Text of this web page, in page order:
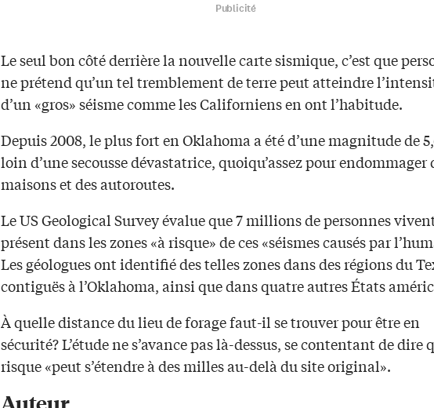
Publicité
Le seul bon côté derrière la nouvelle carte sismique, c’est que
ne prétend qu’un tel tremblement de terre peut atteindre
d’un «gros» séisme comme les Californiens en ont l’habitude.
Depuis 2008, le plus fort en Oklahoma a été d’une magnitude de
loin d’une secousse dévastatrice, quoiqu’assez pour endommager
maisons et des autoroutes.
Le US Geological Survey évalue que 7 millions de personnes
présent dans les zones «à risque» de ces «séismes causés par
Les géologues ont identifié des telles zones dans des régions du
contiguës à l’Oklahoma, ainsi que dans quatre autres États
À quelle distance du lieu de forage faut-il se trouver pour être en
sécurité? L’étude ne s’avance pas là-dessus, se contentant de dire
risque «peut s’étendre à des milles au-delà du site original».
Auteur